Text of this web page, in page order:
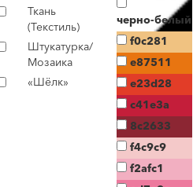
Ткань
(Текстиль)
Штукатурка/
Мозаика
«Шёлк»
черно-белый
f0c281
e87511
e23d28
c41e3a
8c2633
f4c9c9
f2afc1